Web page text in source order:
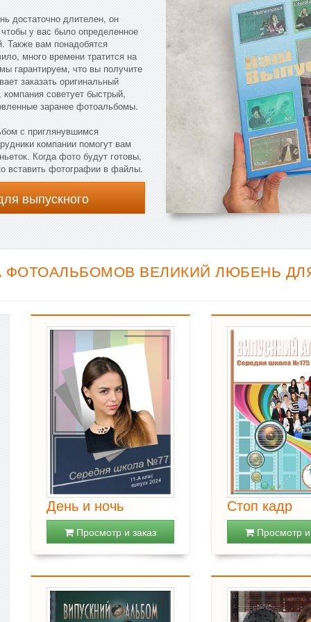
достаточно длителен, он
у вас было определенное
Также вам понадобятся
много времени тратится на
гарантируем, что вы получите
заказать оригинальный
советует быстрый,
заранее фотоальбомы.
с приглянувшимся
компании помогут вам
Когда фото будут готовы,
вставить фотографии в файлы.
выпускного
ВЕЛИКИЙ ЛЮБЕНЬ
День и ночь
Просмотр и заказ
Стоп кадр
Просмотр и